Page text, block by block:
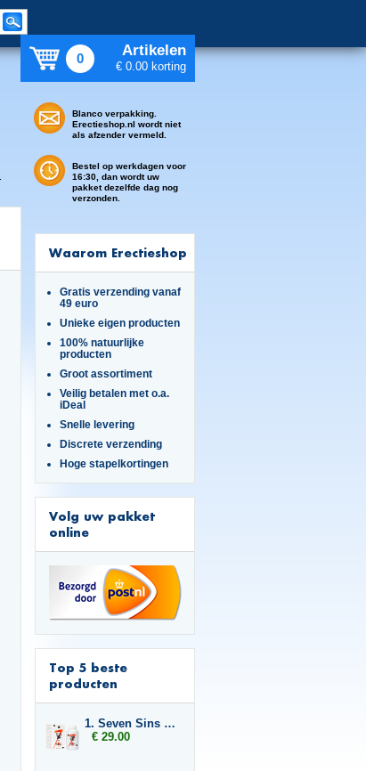
0 Artikelen
€ 0.00 korting
Blanco verpakking.
Erectieshop.nl wordt niet
als afzender vermeld.
Bestel op werkdagen voor
16:30, dan wordt uw
pakket dezelfde dag nog
verzonden.
Waarom Erectieshop
Gratis verzending vanaf
49 euro
Unieke eigen producten
100% natuurlijke
producten
Groot assortiment
Veilig betalen met o.a.
iDeal
Snelle levering
Discrete verzending
Hoge stapelkortingen
Volg uw pakket
online
Top 5 beste
producten
1. Seven Sins Boost
€ 29.00